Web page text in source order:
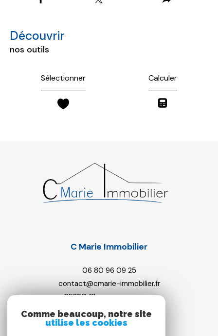
découvrir
nos outils
Sélectionner Calculer
C Marie Immobilier
06 80 96 09 25
contact@cmarie-immobilier.fr
89290 champs-sur-yonne
Comme beaucoup, notre site
utilise les cookies